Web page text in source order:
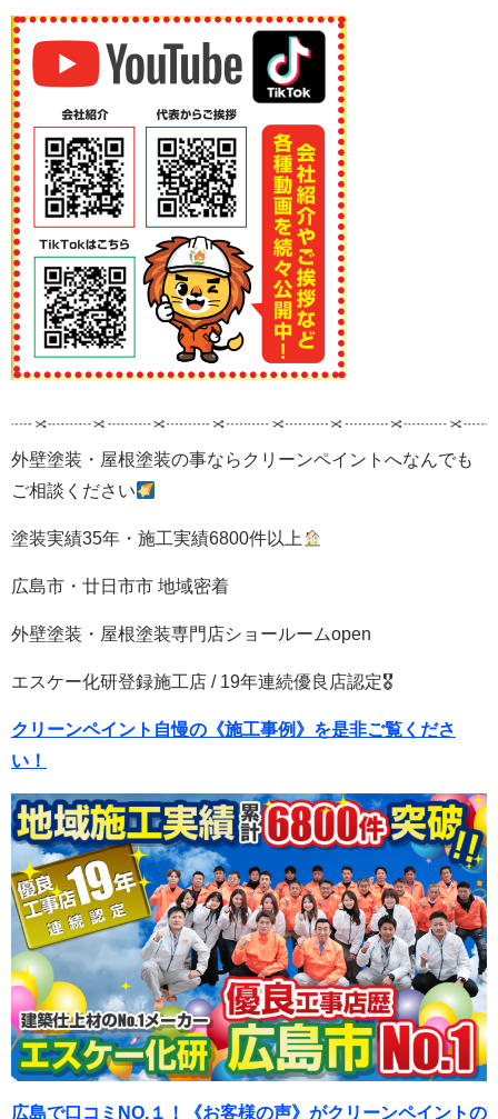
外壁塗装・屋根塗装の事ならクリーンペイントへなんでも
ご相談ください
塗装実績35年・施工実績6800件以上
広島市・廿日市市 地域密着
外壁塗装・屋根塗装専門店ショールームopen
エスケー化研登録施工店 / 19年連続優良店認定🎖
クリーンペイント自慢の《施工事例》を是非ご覧くださ
い！
広島で口コミNO.１！《お客様の声》がクリーンペイントの